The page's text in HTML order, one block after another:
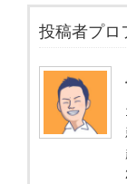
投稿者プロ